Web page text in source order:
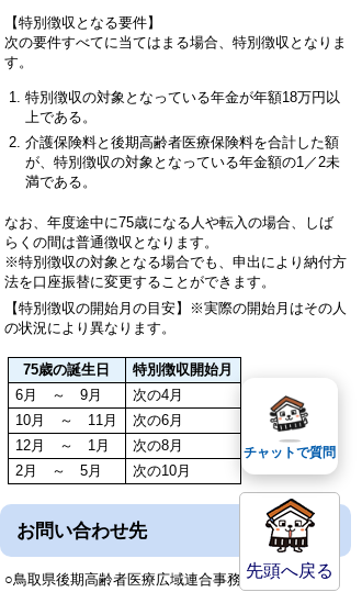
【特別徴収となる要件】
次の要件すべてに当てはまる場合、特別徴収となりま
す。
特別徴収の対象となっている年金が年額18万円以
上である。
介護保険料と後期高齢者医療保険料を合計した額
が、特別徴収の対象となっている年金額の1／2未
満である。
なお、年度途中に75歳になる人や転入の場合、しば
らくの間は普通徴収となります。
※特別徴収の対象となる場合でも、申出により納付方
法を口座振替に変更することができます。
【特別徴収の開始月の目安】※実際の開始月はその人
の状況により異なります。
75歳の誕生日
特別徴収開始月
6月 ～ 9月
次の4月
10月 ～ 11月
次の6月
12月 ～ 1月
次の8月
2月 ～ 5月
次の10月
お問い合わせ先
○鳥取県後期高齢者医療広域連合事務局先頭へ戻る
チャットで質問